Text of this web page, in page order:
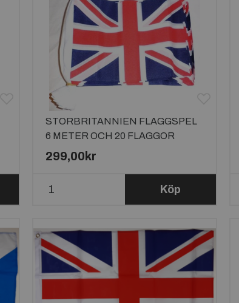
STORBRITANNIEN FLAGGSPEL
6 METER OCH 20 FLAGGOR
299,00kr
Köp